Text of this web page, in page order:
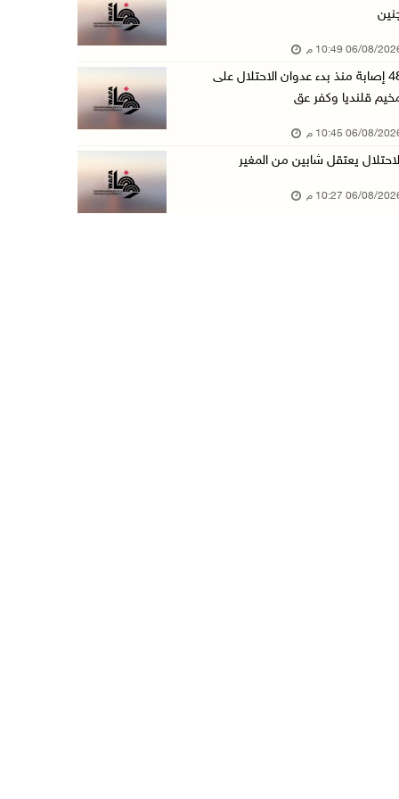
الاحتلال يخطر بإزالة أشجار زيتون والاستيلاء ع ...
رابطة العالم الإسلامي تدين تواصل انتهاكات الا ...
الاحتلال يدمّر بيت الزوجية قبل ساعات من الزفا ...
08/2026 10:49 م
48 إصابة منذ بدء عدوان الاحتلال على
قلنديا وكفر عق
08/2026 10:45 م
يعتقل شابين من المغير
08/2026 10:27 م